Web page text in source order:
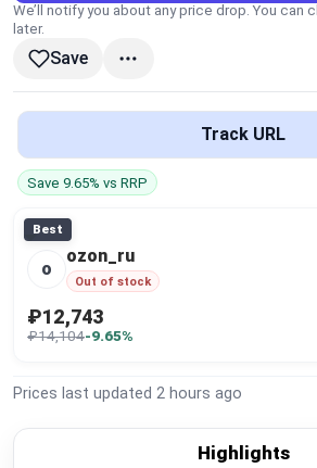
Brands
Global Price Tracker
Compare
Plans & Pricing
Log in
We’ll notify you about any price drop. You can
later.
Save
Track URL
Save 9.65% vs RRP
Best
o
ozon_ru
Out of stock
₽12,743
₽14,104-9.65%
Prices last updated 2 hours ago
Highlights